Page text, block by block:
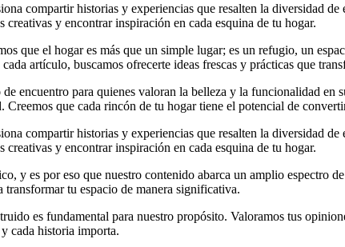
compartir historias y experiencias que resalten la diversidad
creativas y encontrar inspiración en cada esquina de tu hogar.
que el hogar es más que un simple lugar; es un refugio, un
artículo, buscamos ofrecerte ideas frescas y prácticas que
encuentro para quienes valoran la belleza y la funcionalidad
Creemos que cada rincón de tu hogar tiene el potencial de
compartir historias y experiencias que resalten la diversidad
creativas y encontrar inspiración en cada esquina de tu hogar.
y es por eso que nuestro contenido abarca un amplio espectro
tu espacio de manera significativa.
es fundamental para nuestro propósito. Valoramos tus
cada historia importa.